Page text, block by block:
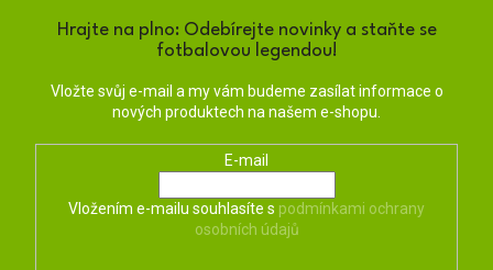
Hrajte na plno: Odebírejte novinky a staňte se
fotbalovou legendou!
Vložte svůj e-mail a my vám budeme zasílat informace o
nových produktech na našem e-shopu.
E-mail
Vložením e-mailu souhlasíte s podmínkami ochrany
osobních údajů